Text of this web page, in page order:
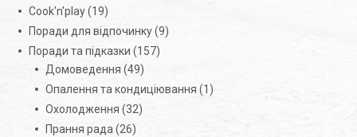
Cook'n'play(19)
Поради для відпочинку(9)
Поради та підказки (157)
Домоведення (49)
Опалення та кондиціювання (1)
Охолодження (32)
Прання рада (26)